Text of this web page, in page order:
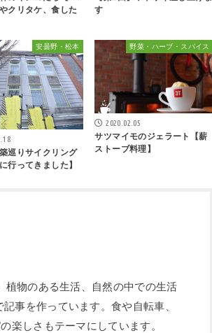
クリタケ、食した
す
安曇野・松本
巡りサイクリング
行ってきました】
野菜・ハーブ・スパイス
2020.02.05
サツマイモのジェラート【薪
ストーブ料理】
植物のある生活、自然の中での生活
事を作っています。食や自転車、
楽しさもテーマにしています。